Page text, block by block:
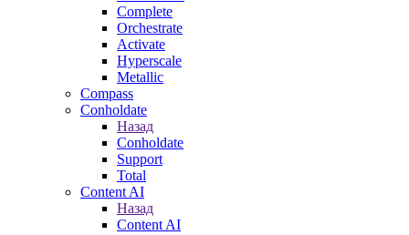
Complete
Orchestrate
Activate
Hyperscale
Metallic
Compass
Conholdate
Назад
Conholdate
Support
Total
Content AI
Назад
Content AI